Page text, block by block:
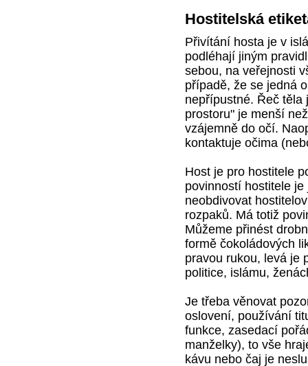
Hostitelská
Přivítání hosta je v
podléhají jiným
sebou, na veřejnosti
případě, že se jedná
nepřípustné. Řeč těla
prostoru" je menší
vzájemně do očí.
kontaktuje očima
Host je pro hostitele
povinností hostitele
neobdivovat
rozpaků. Má totiž
Můžeme přinést
formě čokoládových
pravou rukou, levá je
politice, islámu,
Je třeba věnovat
oslovení, používání
funkce, zasedací
manželky), to vše
kávu nebo čaj je